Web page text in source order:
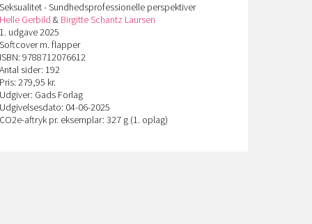
Seksualitet - Sundhedsprofessionelle perspektiver
Helle Gerbild & Birgitte Schantz Laursen
1. udgave 2025
Softcover m. flapper
ISBN: 9788712076612
Antal sider: 192
Pris: 279,95 kr.
Udgiver: Gads Forlag
Udgivelsesdato: 04-06-2025
CO2e-aftryk pr. eksemplar: 327 g (1. oplag)